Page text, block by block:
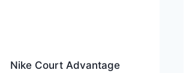
Nike Court Advantage